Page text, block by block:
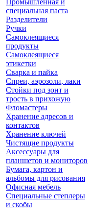
Промышленная и
специальная паста
Разделители
Ручки
Самоклеящиеся
продукты
Самоклеящиеся
этикетки
Сварка и пайка
Спреи, аэрозоли, лаки
Стойки под зонт и
трость в прихожую
Фломастеры
Хранение адресов и
контактов
Хранение ключей
Чистящие продукты
Аксессуары для
планшетов и мониторов
Бумага, картон и
альбомы для рисования
Офисная мебель
Специальные степлеры
и скобы